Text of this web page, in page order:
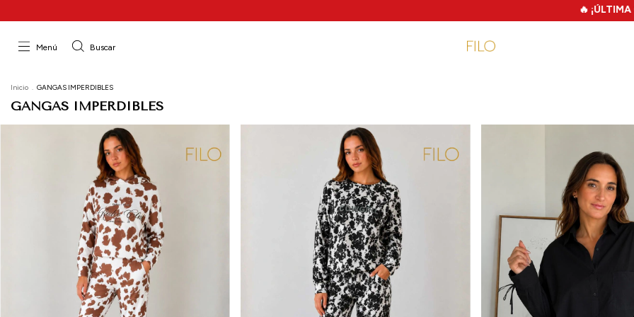
🔥 ¡ÚLTIMA CHANCE! 🔥 MEGA FILO SALE -
Menú Buscar
Inicio . GANGAS IMPERDIBLES
GANGAS IMPERDIBLES